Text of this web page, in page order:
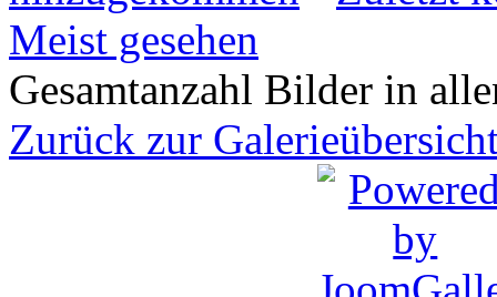
Meist gesehen
Gesamtanzahl Bilder in
Zurück zur